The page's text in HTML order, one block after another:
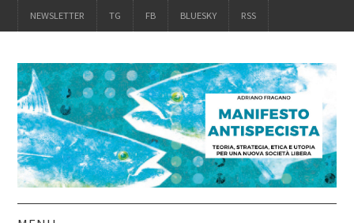
NEWSLETTER TG FB BLUESKY RSS